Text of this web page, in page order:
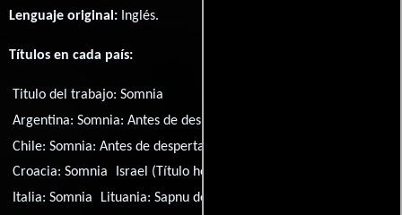
Lenguaje original: Inglés.
Títulos en cada país:
Titulo del trabajo:Somnia
Argentina:Somnia: Antes de despertar
Chile:Somnia: Antes de despertar
Croacia:Somnia Israel (Título hebreo):
Italia:Somnia Lituania: Sapnu demonai